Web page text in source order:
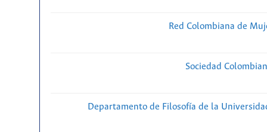
Red Colombiana de
Sociedad
Departamento de Filosofía de la